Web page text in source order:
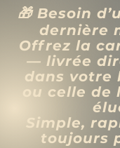
🎁 Besoin
dernière
Offrez la
— livrée
dans votre
ou celle de
Simple,
toujours